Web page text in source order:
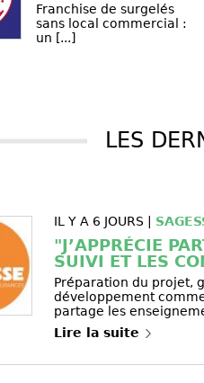
Franchise de surgelés
sans local commercial :
un [...]
LES
IL Y A 6 JOURS |
"J’APPRÉCIE
SUIVI ET LES
Préparation du projet,
développement
partage les
Lire la suite